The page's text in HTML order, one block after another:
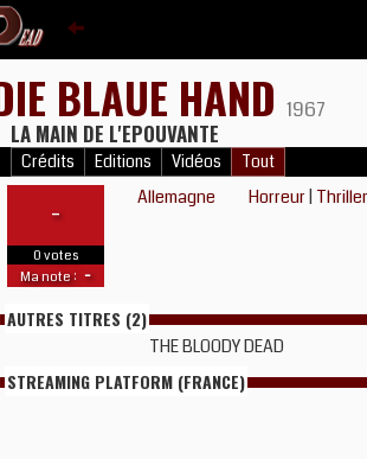
BLAUE HAND 1967
LA MAIN DE L'EPOUVANTE
Crédits Editions Vidéos Tout
-
0 votes
Ma note : -
Allemagne Horreur
AUTRES TITRES (2)
THE BLOODY DEAD
STREAMING PLATFORM (FRANCE)